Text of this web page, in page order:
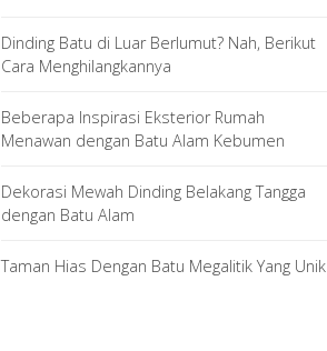
Dinding Batu di Luar Berlumut? Nah, Berikut
Cara Menghilangkannya
Beberapa Inspirasi Eksterior Rumah
Menawan dengan Batu Alam Kebumen
Dekorasi Mewah Dinding Belakang Tangga
dengan Batu Alam
Taman Hias Dengan Batu Megalitik Yang Unik